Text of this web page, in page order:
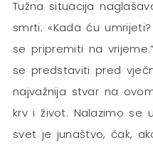
Tužna situacija
smrti: «Kada ću
se pripremiti na
se predstaviti pred
najvažnija stvar na
krv i život. Nalazimo se
svet je junaštvo, čak,